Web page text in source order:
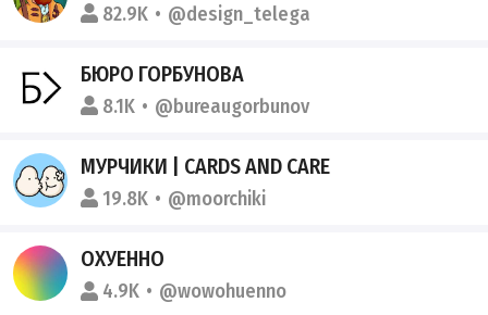
82.9K @design_telega
БЮРО ГОРБУНОВА
8.1K @bureaugorbunov
МУРЧИКИ | CARDS AND CARE
19.8K @moorchiki
ОХУЕННО
4.9K @wowohuenno